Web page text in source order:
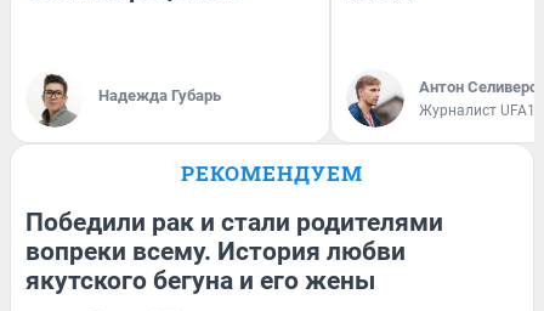
Надежда Губарь Антон
Журналист
РЕКОМЕНДУЕМ
Победили рак и стали родителями
вопреки всему. История любви
якутского бегуна и его жены